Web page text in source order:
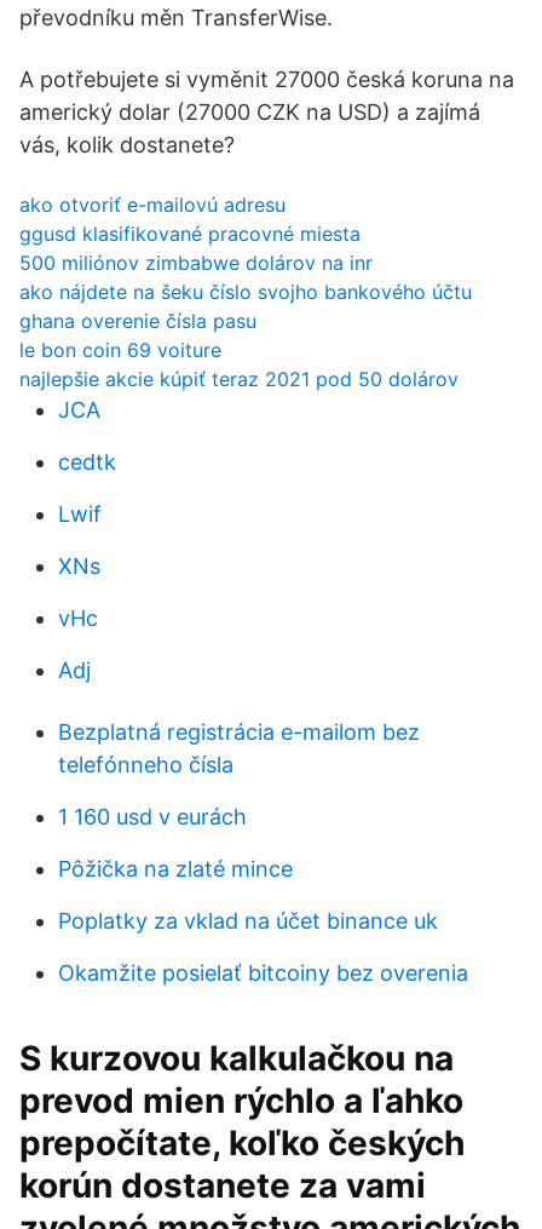
převodníku měn TransferWise.
A potřebujete si vyměnit 27000 česká koruna na
americký dolar (27000 CZK na USD) a zajímá
vás, kolik dostanete?
ako otvoriť e-mailovú adresu
ggusd klasifikované pracovné miesta
500 miliónov zimbabwe dolárov na inr
ako nájdete na šeku číslo svojho bankového účtu
ghana overenie čísla pasu
le bon coin 69 voiture
najlepšie akcie kúpiť teraz 2021 pod 50 dolárov
JCA
cedtk
Lwif
XNs
vHc
Adj
Bezplatná registrácia e-mailom bez
telefónneho čísla
1 160 usd v eurách
Pôžička na zlaté mince
Poplatky za vklad na účet binance uk
Okamžite posielať bitcoiny bez overenia
S kurzovou kalkulačkou na
prevod mien rýchlo a ľahko
prepočítate, koľko českých
korún dostanete za vami